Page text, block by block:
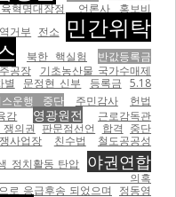
혁명대장정
언론사 홍보비
거부 전소 민간위탁
북한 핵실험
반값등록금
공장
기초농산물 국가수매제
별 문정현 신부 등록금 5.18
스운행 중단 주민감사
헌법
감 영광원전
근로감독관
쟁의권 판문점선언 합격 중단
사업장 친수법 철도공공성
정치활동 탄압 야권연합
의혹
로 응급후송 되었으며
정동영